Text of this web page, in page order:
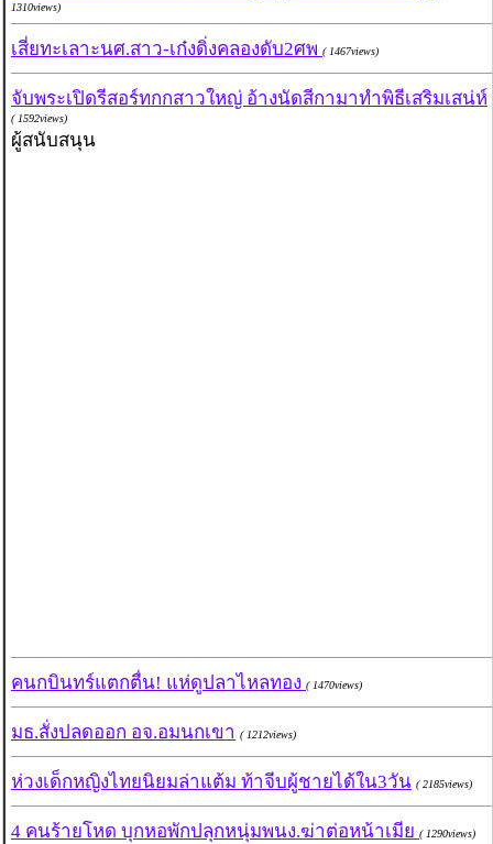
1310views)
เสี่ยทะเลาะนศ.สาว-เก๋งดิ่งคลองดับ2ศพ ( 1467views)
จับพระเปิดรีสอร์ทกกสาวใหญ่ อ้างนัดสีกามาทำพิธีเสริมเสน่ห์
( 1592views)
ผู้สนับสนุน
คนกบินทร์แตกตื่น! แห่ดูปลาไหลทอง ( 1470views)
มธ.สั่งปลดออก อจ.อมนกเขา ( 1212views)
ห่วงเด็กหญิงไทยนิยมล่าแต้ม ท้าจีบผู้ชายได้ใน3วัน ( 2185views)
4 คนร้ายโหด บุกหอพักปลุกหนุ่มพนง.ฆ่าต่อหน้าเมีย ( 1290views)